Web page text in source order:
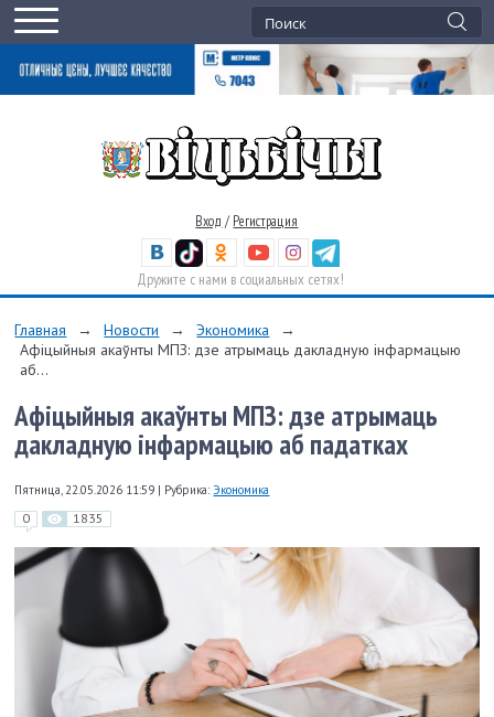
Вход / Регистрация
Дружите с нами в социальных сетях!
Главная → Новости → Экономика
→
Афіцыйныя акаўнты МПЗ: дзе атрымаць дакладную інфармацыю
аб...
Афіцыйныя акаўнты МПЗ: дзе атрымаць
дакладную інфармацыю аб падатках
Пятница, 22.05.2026 11:59 | Рубрика: Экономика
0 1835